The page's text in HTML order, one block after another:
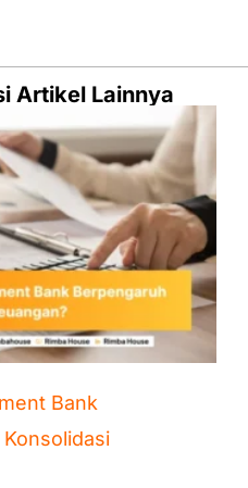
Artikel Lainnya
Bank